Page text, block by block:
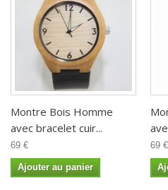
Montre Bois Homme
avec bracelet cuir...
69 €
Ajouter au panier
69 €